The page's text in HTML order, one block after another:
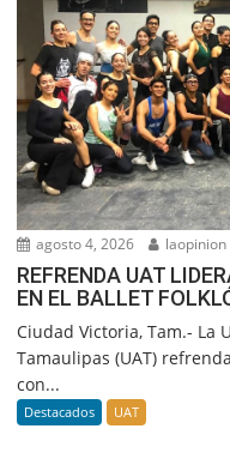
agosto 4, 2026 laopinion
REFRENDA UAT
EN EL BALLET
Ciudad Victoria, Tam.- La
Tamaulipas (UAT)
con...
Destacados UAT